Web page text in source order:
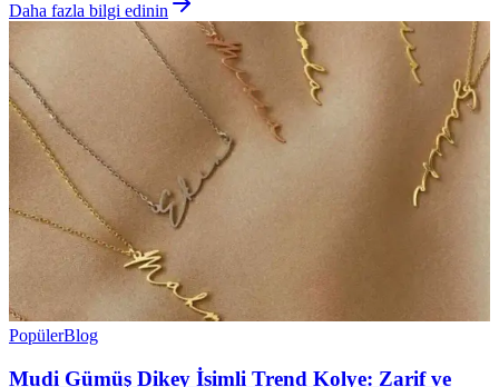
Daha fazla bilgi edinin
PopülerBlog
Mudi Gümüş Dikey İsimli Trend Kolye: Zarif ve